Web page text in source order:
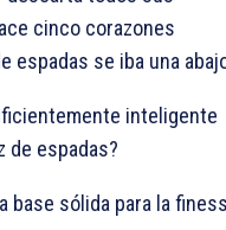
cinco corazones
espadas se iba una
inteligente
de espadas?
base sólida para la